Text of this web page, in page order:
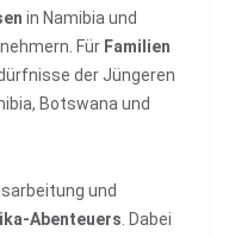
in Namibia und
Für Familien
der Jüngeren
Botswana und
und
Abenteuers . Dabei